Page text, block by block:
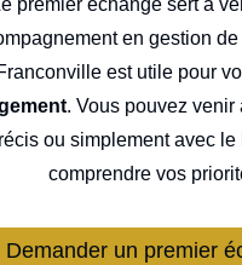
en gestion
est utile pour
. Vous pouvez venir
ou simplement avec le
comprendre vos
Demander un premier